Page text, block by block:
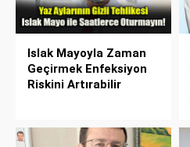
Islak Mayoyla Zaman
Geçirmek Enfeksiyon
Riskini Artırabilir